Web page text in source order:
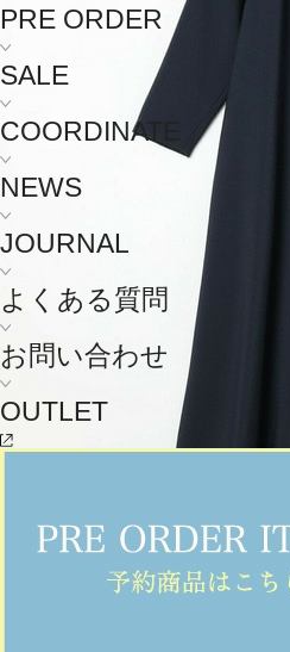
PRE ORDER
SALE
COORDINATE
NEWS
JOURNAL
よくある質問
お問い合わせ
OUTLET